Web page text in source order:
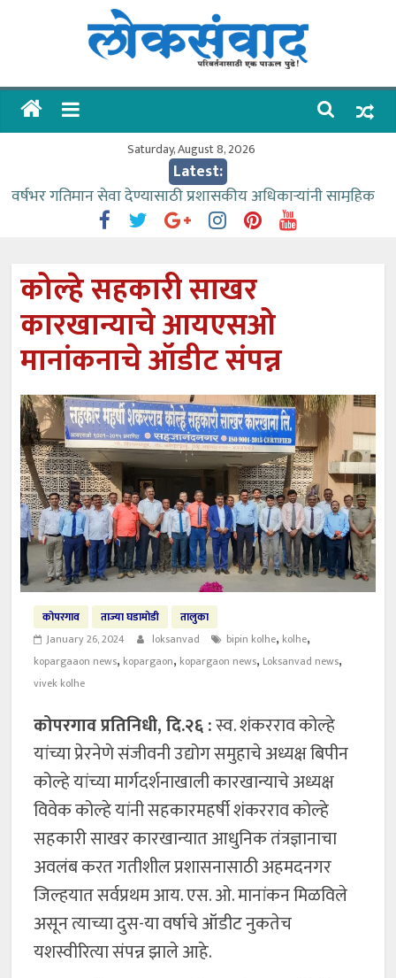
लोकसंवाद
ताज्या
Saturday, August 8, 2026
Latest:
वर्षभर गतिमान सेवा देण्यासाठी प्रशासकीय अधिकाऱ्यांनी सामुहिक
प्रयत्न करावे – आमदार काळे
काळे
आत्मामालिक गुरूकूलाचे २२८ विद्यार्थी शिष्यवृत्तीस पात्र
ईच्छा आणि मेहनतीच्या बळावर यश मिळवता येते – शिवप्रसाद
पंडोरे
आमदार आशुतोष काळे यांचा वाढदिवस विविध सामाजिक
उपक्रमांनी साजरा
कोल्हे सहकारी साखर
कारखान्याचे आयएसओ
मानांकनाचे ऑडीट संपन्न
कोपरगाव ताज्या घडामोडी
तालुका
January 26, 2024
loksanvad bipin kolhe, kolhe,
kopargaaon news, kopargaon, kopargaon news, Loksanvad news,
vivek kolhe
कोपरगाव प्रतिनिधी, दि.२६ :स्व. शंकरराव कोल्हे
यांच्या प्रेरनेणे संजीवनी उद्योग समुहाचे अध्यक्ष बिपीन
कोल्हे यांच्या मार्गदर्शनाखाली कारखान्याचे अध्यक्ष
विवेक कोल्हे यांनी सहकारमहर्षी शंकरराव कोल्हे
सहकारी साखर कारखान्यात आधुनिक तंत्रज्ञानाचा
अवलंब करत गतीशील प्रशासनासाठी अहमदनगर
जिल्हयात सर्वप्रथम आय. एस. ओ. मानांकन मिळविले
असून त्याच्या दुस-या वर्षाचे ऑडीट नुकतेच
यशस्वीरित्या संपन्न झाले आहे.